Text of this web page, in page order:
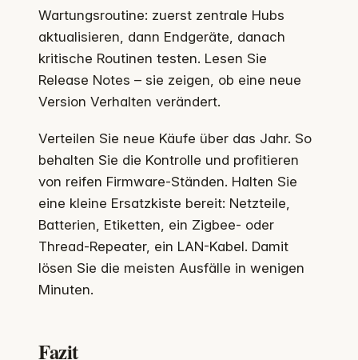
Wartungsroutine: zuerst zentrale Hubs
aktualisieren, dann Endgeräte, danach
kritische Routinen testen. Lesen Sie
Release Notes – sie zeigen, ob eine neue
Version Verhalten verändert.
Verteilen Sie neue Käufe über das Jahr. So
behalten Sie die Kontrolle und profitieren
von reifen Firmware-Ständen. Halten Sie
eine kleine Ersatzkiste bereit: Netzteile,
Batterien, Etiketten, ein Zigbee- oder
Thread-Repeater, ein LAN-Kabel. Damit
lösen Sie die meisten Ausfälle in wenigen
Minuten.
Fazit